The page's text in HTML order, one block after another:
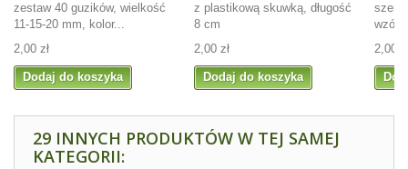
zestaw 40 guzików, wielkość
11-15-20 mm, kolor...
2,00 zł
Dodaj do koszyka
z plastikową skuwką, długość
8 cm
2,00 zł
Dodaj do koszyka
wzór,
2,00
29 INNYCH PRODUKTÓW W TEJ SAMEJ
KATEGORII: